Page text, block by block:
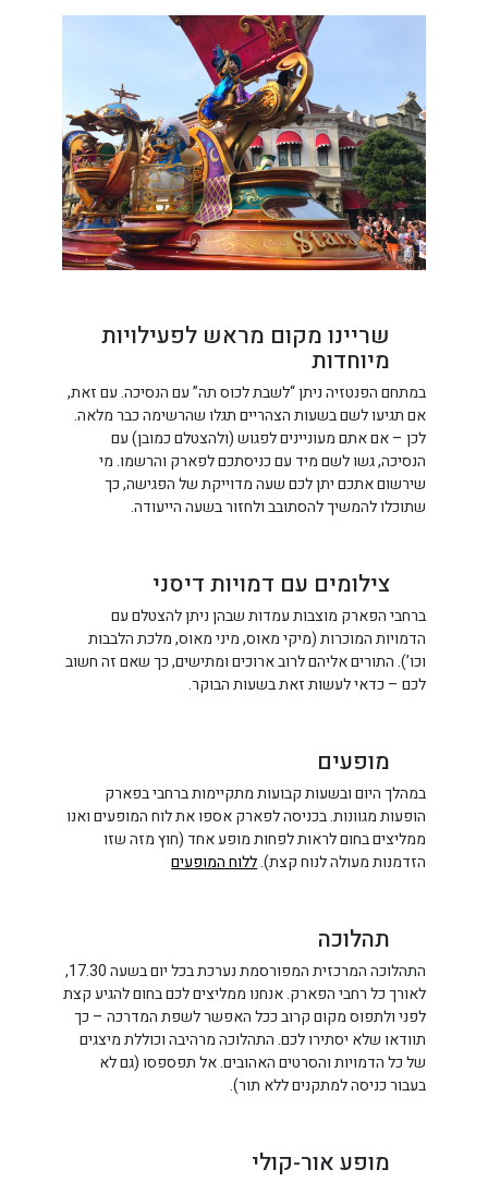
שריינו מקום מראש לפעילויות
מיוחדות
במתחם הפנטזיה ניתן “לשבת לכוס תה” עם הנסיכה. עם זאת,
אם תגיעו לשם בשעות הצהריים תגלו שהרשימה כבר מלאה.
לכן – אם אתם מעוניינים לפגוש (ולהצטלם כמובן) עם
הנסיכה, גשו לשם מיד עם כניסתכם לפארק והרשמו. מי
שירשום אתכם יתן לכם שעה מדוייקת של הפגישה, כך
שתוכלו להמשיך להסתובב ולחזור בשעה הייעודה.
צילומים עם דמויות דיסני
ברחבי הפארק מוצבות עמדות שבהן ניתן להצטלם עם
הדמויות המוכרות (מיקי מאוס, מיני מאוס, מלכת הלבבות
וכו’). התורים אליהם לרוב ארוכים ומתישים, כך שאם זה חשוב
לכם – כדאי לעשות זאת בשעות הבוקר.
מופעים
במהלך היום ובשעות קבועות מתקיימות ברחבי בפארק
הופעות מגוונות. בכניסה לפארק אספו את לוח המופעים ואנו
ממליצים בחום לראות לפחות מופע אחד (חוץ מזה שזו
הזדמנות מעולה לנוח קצת).ללוח המופעים
תהלוכה
התהלוכה המרכזית המפורסמת נערכת בכל יום בשעה 17.30,
לאורך כל רחבי הפארק. אנחנו ממליצים לכם בחום להגיע קצת
לפני ולתפוס מקום קרוב ככל האפשר לשפת המדרכה – כך
תוודאו שלא יסתירו לכם. התהלוכה מרהיבה וכוללת מיצגים
של כל הדמויות והסרטים האהובים. אל תפספסו (גם לא
בעבור כניסה למתקנים ללא תור).
מופע אור-קולי